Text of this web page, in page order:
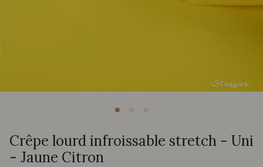
Crêpe lourd infroissable stretch - Uni
- Jaune Citron